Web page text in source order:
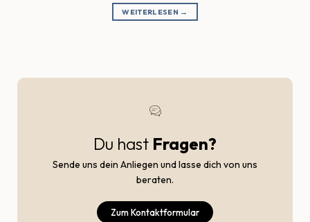
WEITERLESEN →
Du hast Fragen?
Sende uns dein Anliegen und lasse dich von uns
beraten.
Zum Kontaktformular